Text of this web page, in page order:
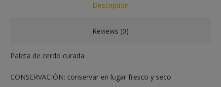
Description
Reviews (0)
Paleta de cerdo curada
CONSERVACIÓN: conservar en lugar fresco y seco